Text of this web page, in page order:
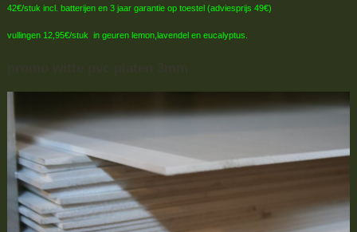
42€/stuk incl. batterijen en 3 jaar garantie op toestel (adviesprijs 49€)
vullingen 12,95€/stuk in geuren lemon,lavendel en eucalyptus.